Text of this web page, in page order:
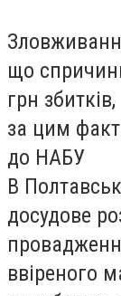
що
грн
за цим
до НАБУ
В
досудове
ввіреного